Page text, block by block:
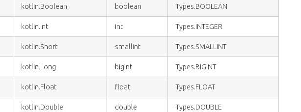
kotlin.Boolean boolean Types.BOOLEAN
kotlin.Int int Types.INTEGER
kotlin.Short smallint Types.SMALLINT
kotlin.Long bigint Types.BIGINT
kotlin.Float float Types.FLOAT
kotlin.Double double Types.DOUBLE